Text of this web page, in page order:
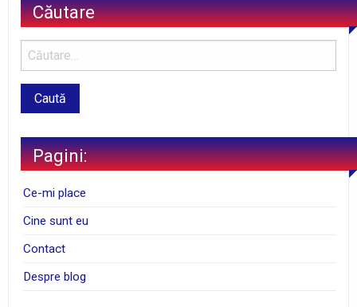
Căutare
Pagini:
Ce-mi place
Cine sunt eu
Contact
Despre blog